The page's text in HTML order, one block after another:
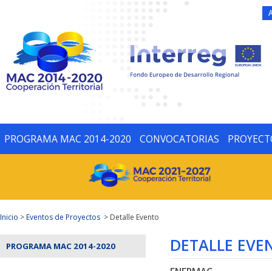
PROGRAMA MAC 2014-2020 CONVOCATORIAS
Inicio >Eventos de Proyectos > Detalle Evento
PROGRAMA MAC 2014-2020 DETALLE